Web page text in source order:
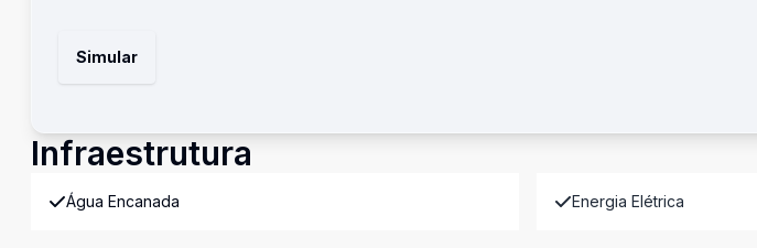
Simular
Infraestrutura
Água Encanada Energia Elétrica